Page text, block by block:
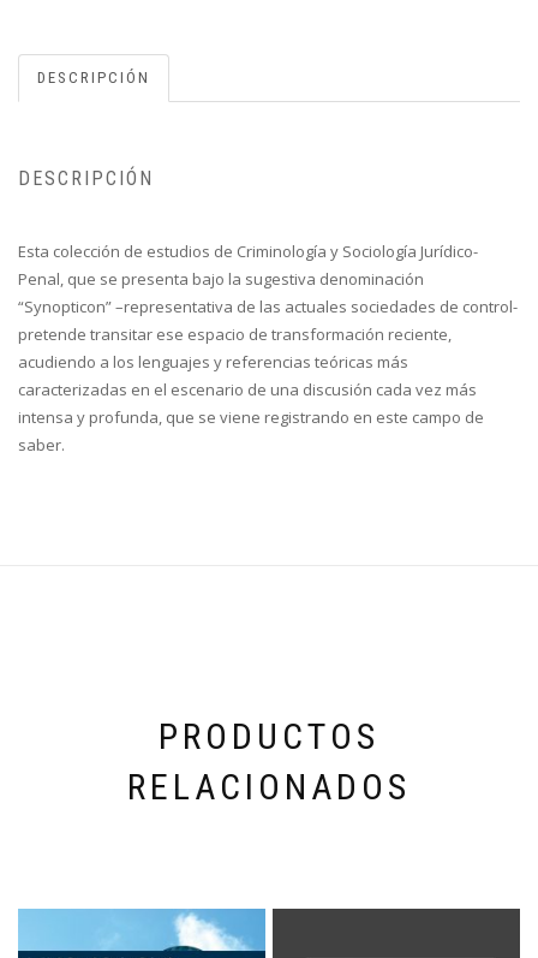
DESCRIPCIÓN
DESCRIPCIÓN
Esta colección de estudios de Criminología y Sociología Jurídico-
Penal, que se presenta bajo la sugestiva denominación
“Synopticon” –representativa de las actuales sociedades de control-
pretende transitar ese espacio de transformación reciente,
acudiendo a los lenguajes y referencias teóricas más
caracterizadas en el escenario de una discusión cada vez más
intensa y profunda, que se viene registrando en este campo de
saber.
PRODUCTOS
RELACIONADOS